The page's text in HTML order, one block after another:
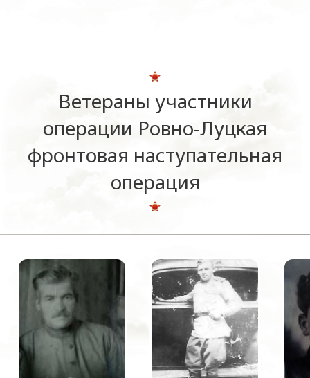
Ветераны участники
операции Ровно-Луцкая
фронтовая наступательная
операция